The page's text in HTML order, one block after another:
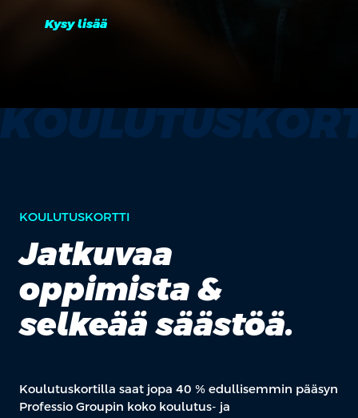
Kysy lisää
KOULUTUSKORTTI
Jatkuvaa
oppimista &
selkeää säästöä.
Koulutuskortilla saat jopa 40 % edullisemmin pääsyn
Professio Groupin koko koulutus- ja